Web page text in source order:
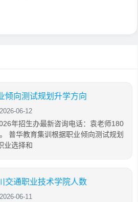
倾向测试规划升学方向
06-12
年招生办最新咨询电话：袁老师180
普华教育集训根据职业倾向测试规划
业选择和
交通职业技术学院人数
06-11